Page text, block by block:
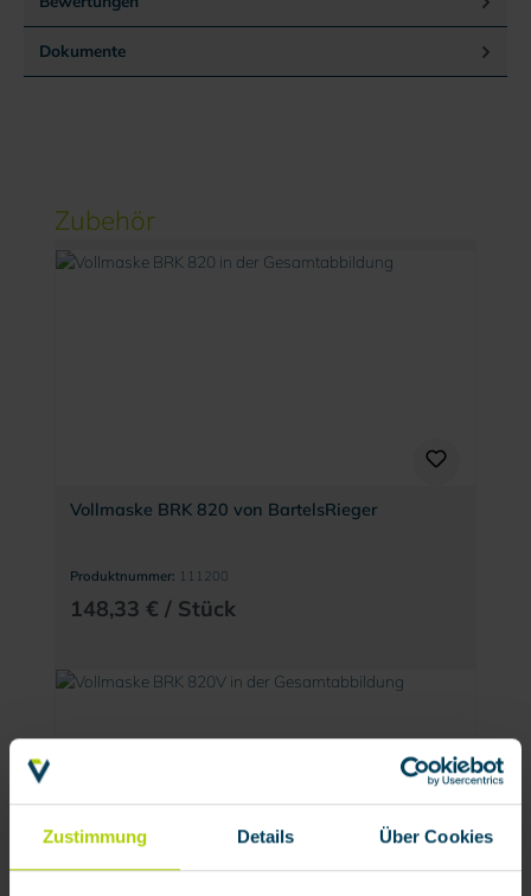
Zustimmung Details Über Cookies
Dokumente
Produktgalerie überspringen
Zubehör
Vollmaske BRK 820 von BartelsRieger
Produktnummer: 111200
148,33 € / Stück